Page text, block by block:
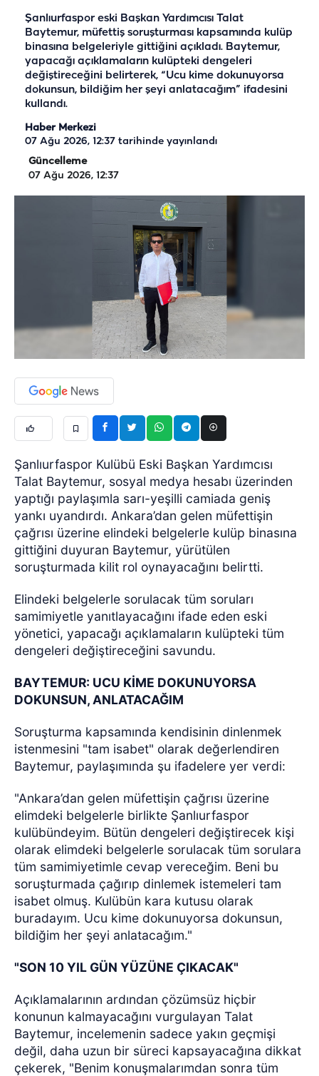
Şanlıurfaspor eski Başkan Yardımcısı Talat
Baytemur, müfettiş soruşturması kapsamında kulüp
binasına belgeleriyle gittiğini açıkladı. Baytemur,
yapacağı açıklamaların kulüpteki dengeleri
değiştireceğini belirterek, “Ucu kime dokunuyorsa
dokunsun, bildiğim her şeyi anlatacağım” ifadesini
kullandı.
Haber Merkezi
07 Ağu 2026, 12:37 tarihinde yayınlandı
Güncelleme
07 Ağu 2026, 12:37
Şanlıurfaspor Kulübü Eski Başkan Yardımcısı
Talat Baytemur, sosyal medya hesabı üzerinden
yaptığı paylaşımla sarı-yeşilli camiada geniş
yankı uyandırdı. Ankara’dan gelen müfettişin
çağrısı üzerine elindeki belgelerle kulüp binasına
gittiğini duyuran Baytemur, yürütülen
soruşturmada kilit rol oynayacağını belirtti.
Elindeki belgelerle sorulacak tüm soruları
samimiyetle yanıtlayacağını ifade eden eski
yönetici, yapacağı açıklamaların kulüpteki tüm
dengeleri değiştireceğini savundu.
BAYTEMUR: UCU KİME DOKUNUYORSA
DOKUNSUN, ANLATACAĞIM
Soruşturma kapsamında kendisinin dinlenmek
istenmesini "tam isabet" olarak değerlendiren
Baytemur, paylaşımında şu ifadelere yer verdi:
"Ankara’dan gelen müfettişin çağrısı üzerine
elimdeki belgelerle birlikte Şanlıurfaspor
kulübündeyim. Bütün dengeleri değiştirecek kişi
olarak elimdeki belgelerle sorulacak tüm sorulara
tüm samimiyetimle cevap vereceğim. Beni bu
soruşturmada çağırıp dinlemek istemeleri tam
isabet olmuş. Kulübün kara kutusu olarak
buradayım. Ucu kime dokunuyorsa dokunsun,
bildiğim her şeyi anlatacağım."
"SON 10 YIL GÜN YÜZÜNE ÇIKACAK"
Açıklamalarının ardından çözümsüz hiçbir
konunun kalmayacağını vurgulayan Talat
Baytemur, incelemenin sadece yakın geçmişi
değil, daha uzun bir süreci kapsayacağına dikkat
çekerek, "Benim konuşmalarımdan sonra tüm